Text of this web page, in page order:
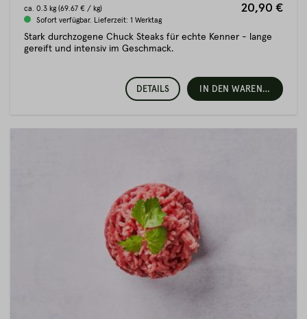
ca. 0.3 kg (69.67 € / kg) 20,90 €
Sofort verfügbar. Lieferzeit: 1 Werktag
Stark durchzogene Chuck Steaks für echte Kenner - lange
gereift und intensiv im Geschmack.
DETAILS IN DEN WARENKORB